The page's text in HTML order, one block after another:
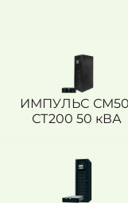
ИМПУЛЬС
СТ200 50 кВА